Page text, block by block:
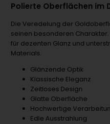
Polierte Oberflächen im
Die Veredelung der
seinen besonderen
für dezenten Glanz und
Materials.
Glänzende Optik
Klassische Eleganz
Zeitloses Design
Glatte Oberfläche
Hochwertige
Edle Ausstrahlung